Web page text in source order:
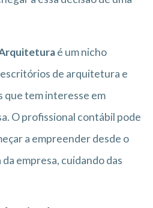
é um nicho
de arquitetura e
tem interesse em
O profissional contábil pode
a empreender desde o
empresa, cuidando das